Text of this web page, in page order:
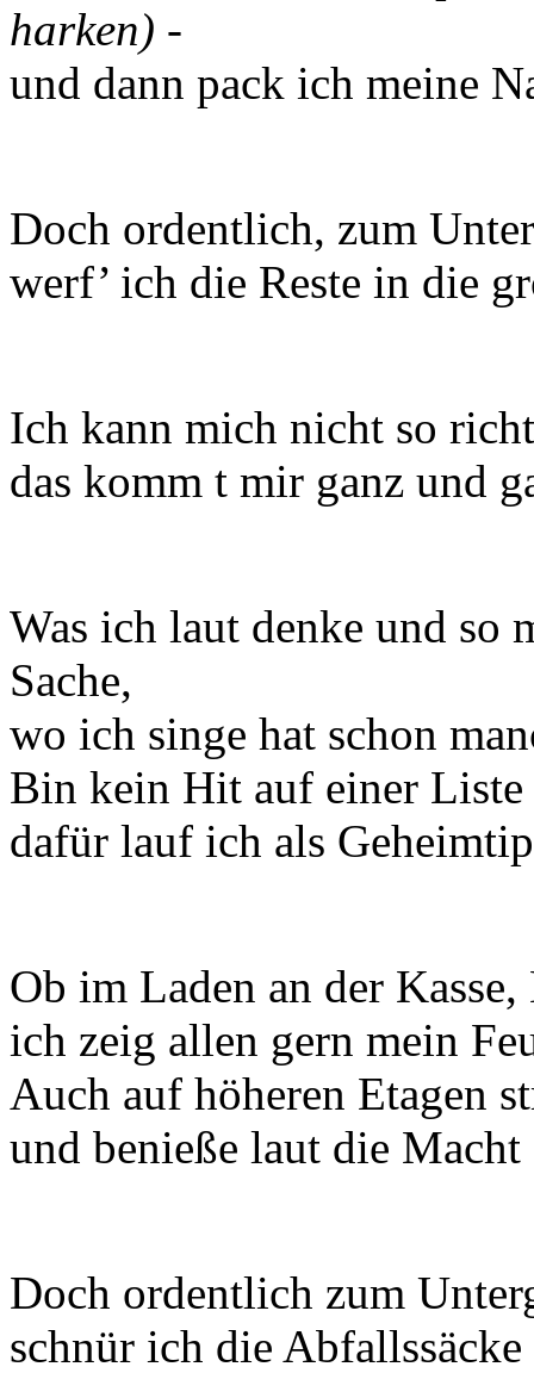
harken) -
und dann pack ich meine
Doch ordentlich, zum
werf’ ich die Reste in die
Ich kann mich nicht so
das komm t mir ganz und
Was ich laut denke und so
Sache,
wo ich singe hat schon
Bin kein Hit auf einer
dafür lauf ich als
Ob im Laden an der
ich zeig allen gern mein
Auch auf höheren Etagen
und benieße laut die
Doch ordentlich zum
schnür ich die